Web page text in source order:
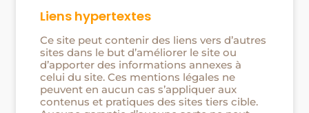
Liens hypertextes
Ce site peut contenir des liens vers d’autres
sites dans le but d’améliorer le site ou
d’apporter des informations annexes à
celui du site. Ces mentions légales ne
peuvent en aucun cas s’appliquer aux
contenus et pratiques des sites tiers cible.